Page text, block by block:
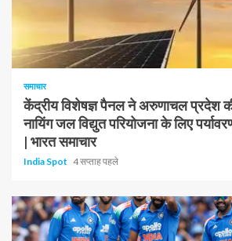
1 न्यूनतम पढ़ा
समाचार
केंद्रीय विशेषज्ञ पैनल ने अरुणाचल प्रदेश
नायिंग जल विद्युत परियोजना के लिए
| भारत समाचार
India Spot 4 सप्ताह पहले